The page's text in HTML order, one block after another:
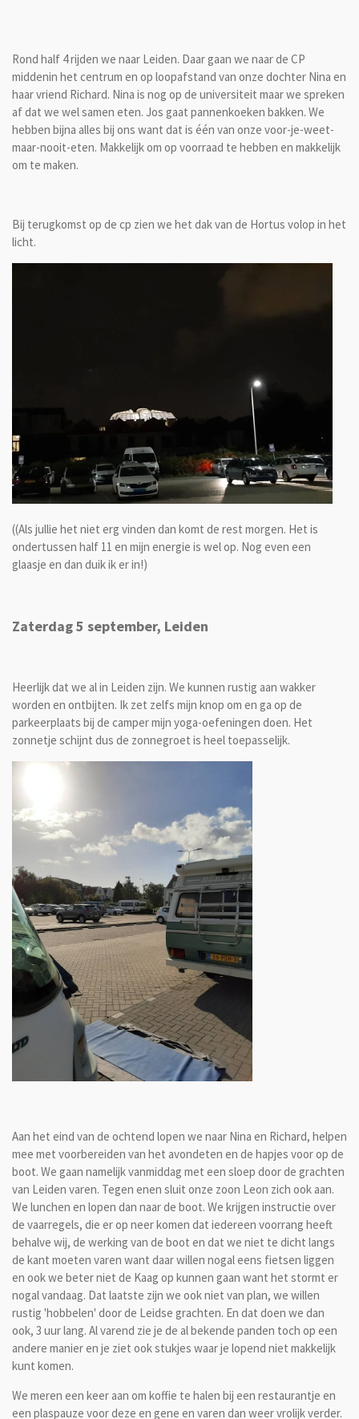
Rond half 4 rijden we naar Leiden. Daar gaan we naar de CP
middenin het centrum en op loopafstand van onze dochter Nina en
haar vriend Richard. Nina is nog op de universiteit maar we spreken
af dat we wel samen eten. Jos gaat pannenkoeken bakken. We
hebben bijna alles bij ons want dat is één van onze voor-je-weet-
maar-nooit-eten. Makkelijk om op voorraad te hebben en makkelijk
om te maken.
Bij terugkomst op de cp zien we het dak van de Hortus volop in het
licht.
((Als jullie het niet erg vinden dan komt de rest morgen. Het is
ondertussen half 11 en mijn energie is wel op. Nog even een
glaasje en dan duik ik er in!)
Zaterdag 5 september, Leiden
Heerlijk dat we al in Leiden zijn. We kunnen rustig aan wakker
worden en ontbijten. Ik zet zelfs mijn knop om en ga op de
parkeerplaats bij de camper mijn yoga-oefeningen doen. Het
zonnetje schijnt dus de zonnegroet is heel toepasselijk.
Aan het eind van de ochtend lopen we naar Nina en Richard, helpen
mee met voorbereiden van het avondeten en de hapjes voor op de
boot. We gaan namelijk vanmiddag met een sloep door de grachten
van Leiden varen. Tegen enen sluit onze zoon Leon zich ook aan.
We lunchen en lopen dan naar de boot. We krijgen instructie over
de vaarregels, die er op neer komen dat iedereen voorrang heeft
behalve wij, de werking van de boot en dat we niet te dicht langs
de kant moeten varen want daar willen nogal eens fietsen liggen
en ook we beter niet de Kaag op kunnen gaan want het stormt er
nogal vandaag. Dat laatste zijn we ook niet van plan, we willen
rustig 'hobbelen' door de Leidse grachten. En dat doen we dan
ook, 3 uur lang. Al varend zie je de al bekende panden toch op een
andere manier en je ziet ook stukjes waar je lopend niet makkelijk
kunt komen.
We meren een keer aan om koffie te halen bij een restaurantje en
een plaspauze voor deze en gene en varen dan weer vrolijk verder.